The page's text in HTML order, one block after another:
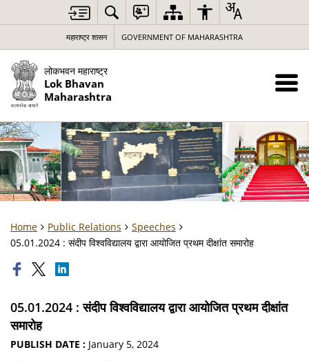
महाराष्ट्र शासन GOVERNMENT OF MAHARASHTRA
लोकभवन महाराष्ट्र
Lok Bhavan
Maharashtra
Home Public Relations
Speeches
05.01.2024 : संदीप विश्वविद्यालय द्वारा आयोजित प्रथम दीक्षांत समारोह
05.01.2024 : संदीप विश्वविद्यालय द्वारा आयोजित प्रथम दीक्षांत
समारोह
PUBLISH DATE : January 5, 2024